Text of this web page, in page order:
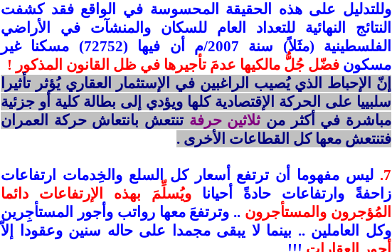
وللتدليل على هذه الحقيقة المحسوسة في الواقع فقد كشفت
النتائج النهائية للتعداد العام للسكان والمنشآت في الأراضي
الفلسطينية (مثَلاً) سنة 2007/م أن فيها (72752) مسكنا غير
مسكون فضّل جُلُّ مالكيها عدمَ تأجيرها في ظل القانون المذكور !
إنّ الإحباط الذي يُصيب الراغبين في الإستثمار العقاري يُؤثر تأثيرا
سلبييا على الحركة الإقتصادية كلها ويؤدي إلى بطالة كلية أو جزئية
مباشرة في أكثر من ثلاثين حرفة تنتعش بانتعاش حركة العمران
فتنتعش معها كل القطاعات الأخرى .
7.
ليس مفهوما أن ترتفع أسعار كل السلع والخِدمات ارتفاعات
زاحفةً وارتفاعات حادةً أحيانا ويُسلِّمَ بهذه الإرتفاعات دائما
المُؤجرون والمستأجرون .. وترتفعَ معها رواتب وأجور المستأجِرين
وكل العاملين .. بينما لا يبقى مجمدا على حاله سنين وعقودا إلاّ